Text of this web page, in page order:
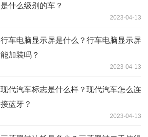
是什么级别的车？
2023-04-13
行车电脑显示屏是什么？行车电脑显示屏
能加装吗？
2023-04-13
现代汽车标志是什么样？现代汽车怎么连
接蓝牙？
2023-04-13